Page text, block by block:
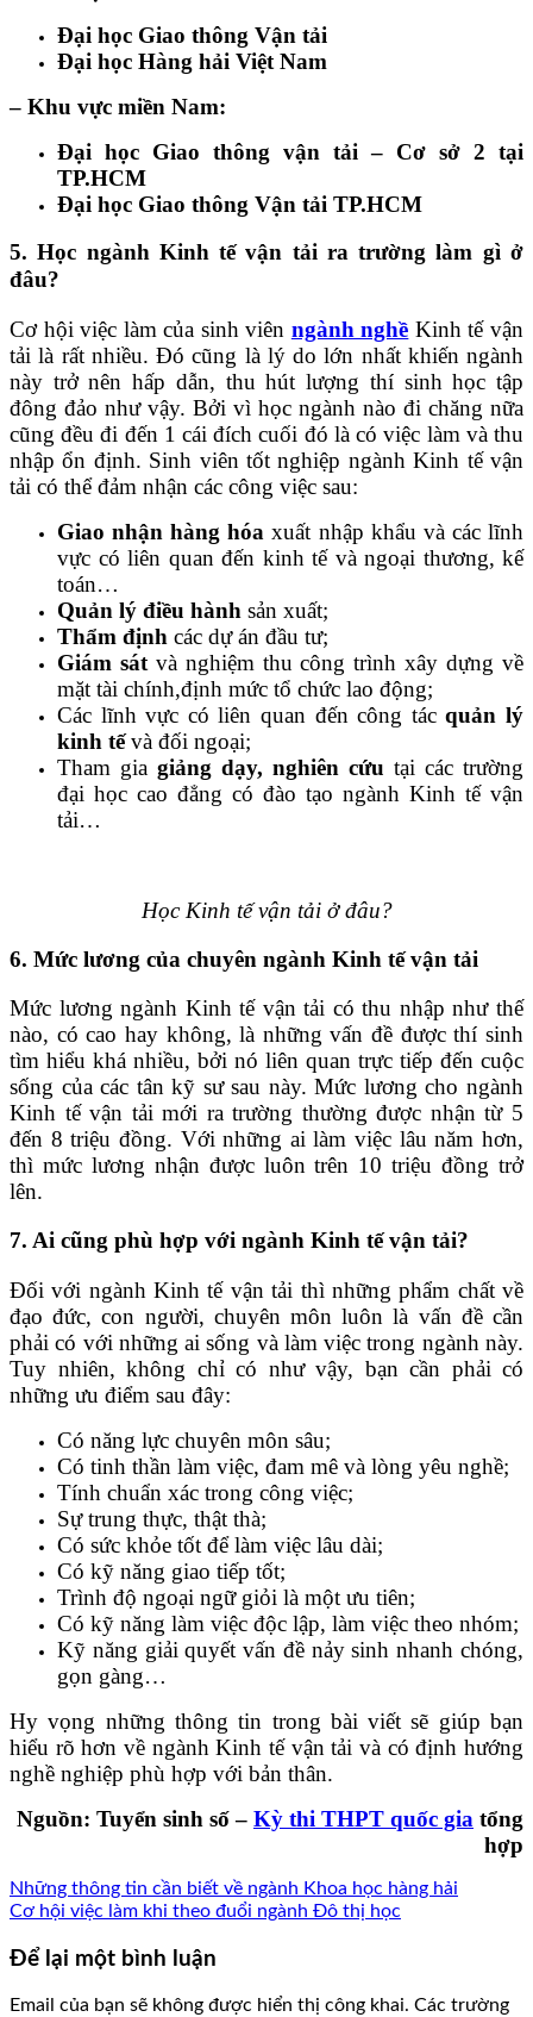
Đại học Giao thông Vận tải
Đại học Hàng hải Việt Nam
– Khu vực miền Nam:
Đại học Giao thông vận tải – Cơ sở 2 tại
TP.HCM
Đại học Giao thông Vận tải TP.HCM
5. Học ngành Kinh tế vận tải ra trường làm gì ở
đâu?
Cơ hội việc làm của sinh viên ngành nghề Kinh tế vận
tải là rất nhiều. Đó cũng là lý do lớn nhất khiến ngành
này trở nên hấp dẫn, thu hút lượng thí sinh học tập
đông đảo như vậy. Bởi vì học ngành nào đi chăng nữa
cũng đều đi đến 1 cái đích cuối đó là có việc làm và thu
nhập ổn định. Sinh viên tốt nghiệp ngành Kinh tế vận
tải có thể đảm nhận các công việc sau:
Giao nhận hàng hóaxuất nhập khẩu và các lĩnh
vực có liên quan đến kinh tế và ngoại thương, kế
toán…
Quản lý điều hành sản xuất;
Thẩm định các dự án đầu tư;
Giám sát và nghiệm thu công trình xây dựng về
mặt tài chính,định mức tổ chức lao động;
Các lĩnh vực có liên quan đến công tácquản lý
kinh tếvà đối ngoại;
Tham gia giảng dạy, nghiên cứu tại các trường
đại học cao đẳng có đào tạo ngành Kinh tế vận
tải…
Học Kinh tế vận tải ở đâu?
6. Mức lương của chuyên ngành Kinh tế vận tải
Mức lương ngành Kinh tế vận tải có thu nhập như thế
nào, có cao hay không, là những vấn đề được thí sinh
tìm hiểu khá nhiều, bởi nó liên quan trực tiếp đến cuộc
sống của các tân kỹ sư sau này. Mức lương cho ngành
Kinh tế vận tải mới ra trường thường được nhận từ 5
đến 8 triệu đồng. Với những ai làm việc lâu năm hơn,
thì mức lương nhận được luôn trên 10 triệu đồng trở
lên.
7. Ai cũng phù hợp với ngành Kinh tế vận tải?
Đối với ngành Kinh tế vận tải thì những phẩm chất về
đạo đức, con người, chuyên môn luôn là vấn đề cần
phải có với những ai sống và làm việc trong ngành này.
Tuy nhiên, không chỉ có như vậy, bạn cần phải có
những ưu điểm sau đây:
Có năng lực chuyên môn sâu;
Có tinh thần làm việc, đam mê và lòng yêu nghề;
Tính chuẩn xác trong công việc;
Sự trung thực, thật thà;
Có sức khỏe tốt để làm việc lâu dài;
Có kỹ năng giao tiếp tốt;
Trình độ ngoại ngữ giỏi là một ưu tiên;
Có kỹ năng làm việc độc lập, làm việc theo nhóm;
Kỹ năng giải quyết vấn đề nảy sinh nhanh chóng,
gọn gàng…
Hy vọng những thông tin trong bài viết sẽ giúp bạn
hiểu rõ hơn về ngành Kinh tế vận tải và có định hướng
nghề nghiệp phù hợp với bản thân.
Nguồn: Tuyển sinh số – Kỳ thi THPT quốc gia tổng
hợp
Những thông tin cần biết về ngành Khoa học hàng hải
Cơ hội việc làm khi theo đuổi ngành Đô thị học
Để lại một bình luận
Email của bạn sẽ không được hiển thị công khai. Các trường